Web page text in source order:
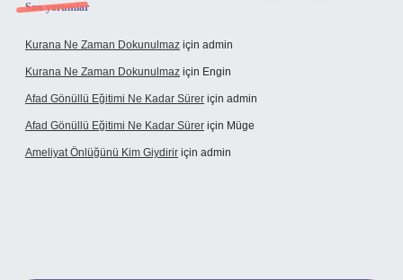
Son yorumlar
Kurana Ne Zaman Dokunulmaz için admin
Kurana Ne Zaman Dokunulmaz için Engin
Afad Gönüllü Eğitimi Ne Kadar Sürer için admin
Afad Gönüllü Eğitimi Ne Kadar Sürer için Müge
Ameliyat Önlüğünü Kim Giydirir için admin